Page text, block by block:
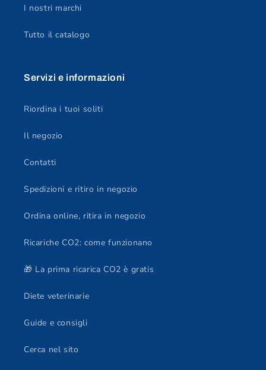
I nostri marchi
Tutto il catalogo
Servizi e informazioni
Riordina i tuoi soliti
Il negozio
Contatti
Spedizioni e ritiro in negozio
Ordina online, ritira in negozio
Ricariche CO2: come funzionano
🎁 La prima ricarica CO2 è gratis
Diete veterinarie
Guide e consigli
Cerca nel sito